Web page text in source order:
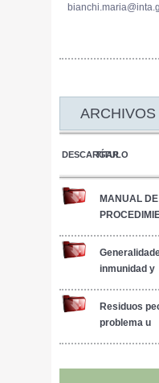
DESCARGAR
TÍTULO
MANUAL DE
DE
ARTIFICIAL
CERDOS
inmunidad y
(I)Residuos
problema u